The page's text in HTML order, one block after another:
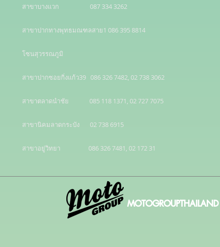
สาขาบางแวก                     087 334 3262
สาขาปากทางพุทธมณฑลสาย1 086 395 8814
โซนสุวรรณภูมิ
สาขาปากซอยกิ่งแก้ว39   086 326 7482, 02 738 3062
สาขาตลาดนำชัย              085 118 1371, 02 727 7075
สาขานิคมลาดกระบัง       02 738 6915
สาขาอยู่วิทยา                   086 326 7481, 02 172 31